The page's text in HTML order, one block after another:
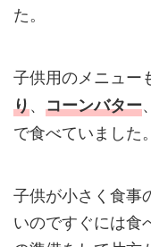
た。
子供用のメニュー
り、 コーンバター、
で食べていました。
子供が小さく食事
いのですぐには食